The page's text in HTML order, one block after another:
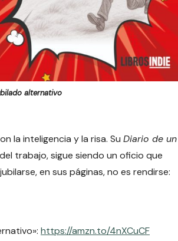
alternativo
la inteligencia y la risa. Su Diario de un
trabajo, sigue siendo un oficio que
en sus páginas, no es rendirse:
https://amzn.to/4nXCuCF